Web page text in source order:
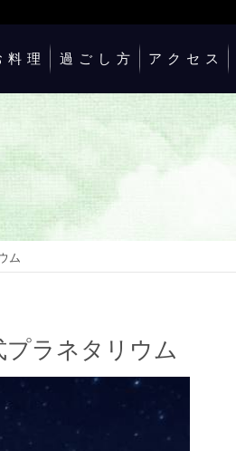
料理 過ごし方 アクセス
ム
プラネタリウム